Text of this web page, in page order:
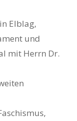
Elblag,
und
mit Herrn Dr.